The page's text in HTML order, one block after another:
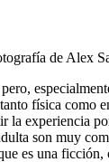
de Alex
física como
la experiencia
son muy
es una ficción,